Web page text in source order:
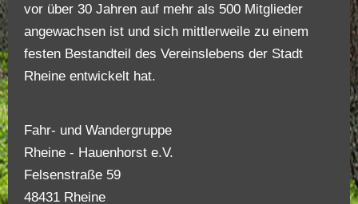
vor über 30 Jahren auf mehr als 500 Mitglieder
angewachsen ist und sich mittlerweile zu einem
festen Bestandteil des Vereinslebens der Stadt
Rheine entwickelt hat.
Fahr- und Wandergruppe
Rheine - Hauenhorst e.V.
Felsenstraße 59
48431 Rheine